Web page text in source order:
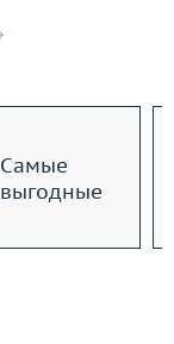
Самые
выгодные